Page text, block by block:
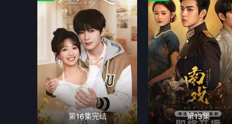
第16集完结 第13集